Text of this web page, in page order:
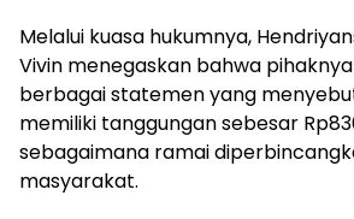
Melalui kuasa hukumnya,
Vivin menegaskan bahwa
berbagai statemen yang
memiliki tanggungan sebesar
sebagaimana ramai
masyarakat.